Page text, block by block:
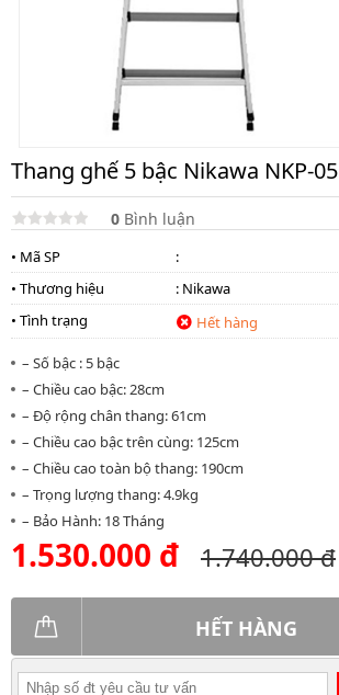
Thang
nhôm
bàn
Thang
nhôm
trượt
Tin
Liên
hệ
Thang ghế 5 bậc Nikawa NKP-05
0 Bình luận
• Mã SP
:
• Thương hiệu
: Nikawa
• Tình trạng
Hết hàng
– Số bậc : 5 bậc
– Chiều cao bậc: 28cm
– Độ rộng chân thang: 61cm
– Chiều cao bậc trên cùng: 125cm
– Chiều cao toàn bộ thang: 190cm
– Trọng lượng thang: 4.9kg
– Bảo Hành: 18 Tháng
1.530.000 đ 1.740.000 đ
HẾT HÀNG